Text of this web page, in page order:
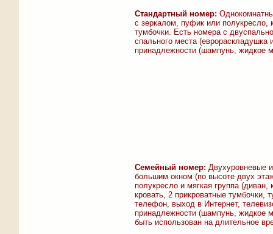
Стандартный номер:
с зеркалом, пуфик или полукресло,
тумбочки. Есть номера с
спального места (еврораскладушка
принадлежности (шампунь, жидкое
Семейный номер: Двухуровневые
большим окном (по высоте двух
полукресло и мягкая группа
кровать, 2 прикроватные тумбочки,
телефон, выход в Интернет,
принадлежности (шампунь, жидкое
быть использован на длительное